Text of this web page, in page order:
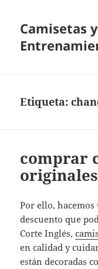
Camisetas
Etiqueta:
comprar
originales
Por ello, hacemos
descuento que
Corte Inglés,
en calidad y
están decoradas